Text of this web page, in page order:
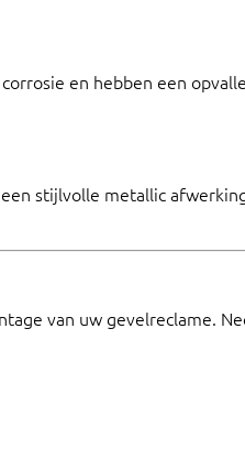
en hebben een
stijlvolle metallic
van uw gevelreclame.